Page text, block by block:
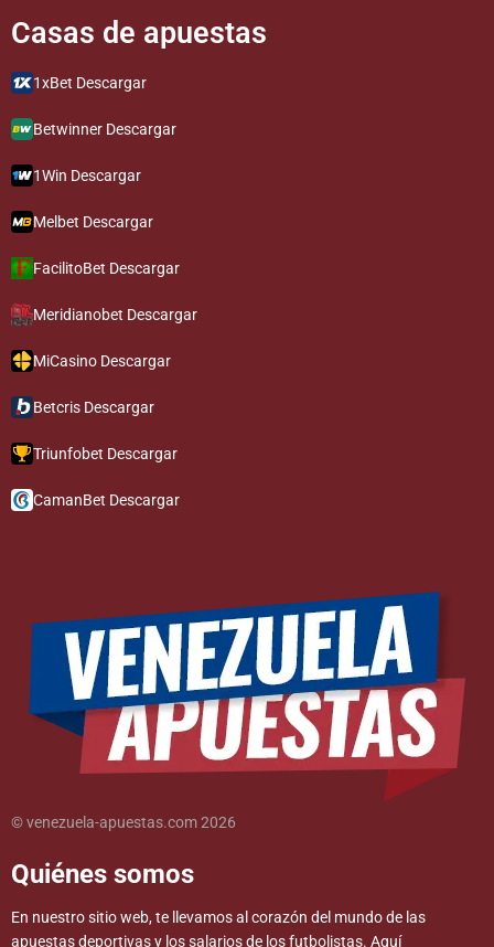
Casas de apuestas​​​​​
1xBet Descargar
Betwinner Descargar
1Win Descargar
Melbet Descargar
FacilitoBet Descargar
Meridianobet Descargar
MiCasino Descargar
Betcris Descargar
Triunfobet Descargar
CamanBet Descargar
© venezuela-apuestas.com 2026
Quiénes somos
En nuestro sitio web, te llevamos al corazón del mundo de las
apuestas deportivas y los salarios de los futbolistas. Aquí